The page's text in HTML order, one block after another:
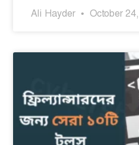
Ali Hayder October